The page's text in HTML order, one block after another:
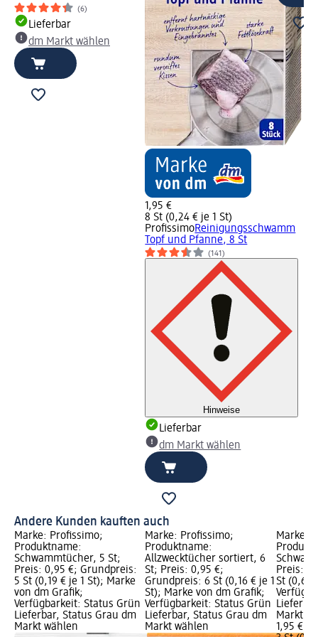
(6)
Lieferbar
dm Markt wählen
1,95 €
8 St (0,24 € je 1 St)
ProfissimoReinigungsschwamm
Topf und Pfanne, 8 St
(141)
Hinweise
Lieferbar
dm Markt wählen
Andere Kunden kauften auch
Marke: Profissimo;
Produktname:
Schwammtücher, 5 St;
Preis: 0,95 €; Grundpreis:
5 St (0,19 € je 1 St); Marke
von dm Grafik;
Verfügbarkeit: Status Grün
Lieferbar, Status Grau dm
Markt wählen
Marke: Profissimo;
Produktname:
Allzwecktücher sortiert, 6
St; Preis: 0,95 €;
Grundpreis: 6 St (0,16 € je 1
St); Marke von dm Grafik;
Verfügbarkeit: Status Grün
Lieferbar, Status Grau dm
Markt wählen
Marke:
Preis:
St (0,65
Markt
1,95 €